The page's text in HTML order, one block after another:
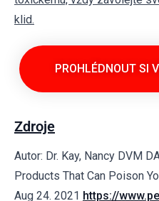
klid.
PROHLÉDNOUT SI
Zdroje
Autor: Dr. Kay, Nancy DVM
Products That Can Poison
Aug 24. 2021 https://